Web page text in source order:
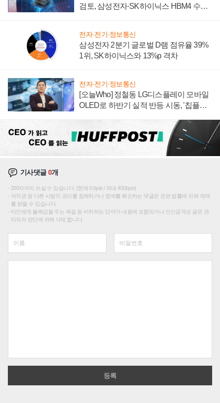
검토, 삼성전자·SK하이닉스 HBM4 수율
전자·전기·정보통신
삼성전자 2분기 글로벌 D램 점유율 39%
1위, SK하이닉스와 13%p 격차
전자·전기·정보통신
[오늘Who] 정철동 LG디스플레이 모바일
OLED로 하반기 실적 반등 시동, '칩플레
기사댓글0개
200자까지 쓰실 수 있습니다. (현재 0 byte / 최대 400byte)
저작권 등 다른 사람의 권리를 침해하거나 명예를 훼손하는 댓글은 관련 법률에 의해 제재
를 받을 수 있습니다.
타인에게 불쾌감을 주는 욕설 등 비하하는 단어가 내용에 포함되거나 인신공격성 글은 관
리자의 판단에 의해 삭제 합니다.